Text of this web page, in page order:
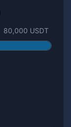
80,000 USDT